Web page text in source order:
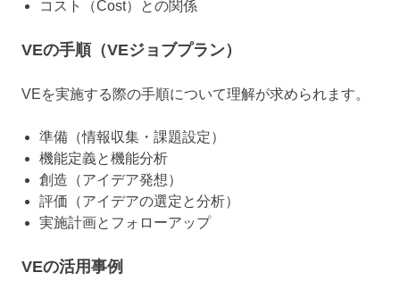
コスト（Cost）との関係
VEの手順（VEジョブプラン）
VEを実施する際の手順について理解が求められます。
準備（情報収集・課題設定）
機能定義と機能分析
創造（アイデア発想）
評価（アイデアの選定と分析）
実施計画とフォローアップ
VEの活用事例